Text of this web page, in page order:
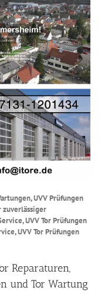
UVV Prüfungen
zuverlässiger
UVV Tor Prüfungen
UVV Tor Prüfungen
Reparaturen,
und Tor Wartung